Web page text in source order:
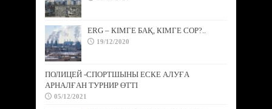
ERG – КІМГЕ БАҚ, КІМГЕ СОР?..
19/12/2020
ПОЛИЦЕЙ -СПОРТШЫНЫ ЕСКЕ АЛУҒА
АРНАЛҒАН ТУРНИР ӨТТІ
05/12/2021